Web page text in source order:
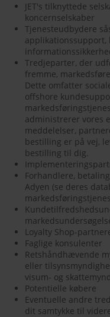
JET's tilknyttede
koncernselskaber
Tjenesteudbydere
applikationssupport,
Tredjeparter, der
fremme,
Dette omfatter
offshore
administrerer vores
meddelelser,
bestilling er på vej,
bestilling til dig.
Forhandlere,
Adyen (se deres
Loyalty Shop-
Faglige konsulenter
Retshåndhævende
eller
visum- og
Potentielle købere
Eventuelle andre
dit samtykke til